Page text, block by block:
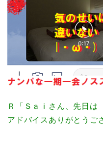
Ｒ「Ｓａｉさん、先日は
アドバイスありがとうご